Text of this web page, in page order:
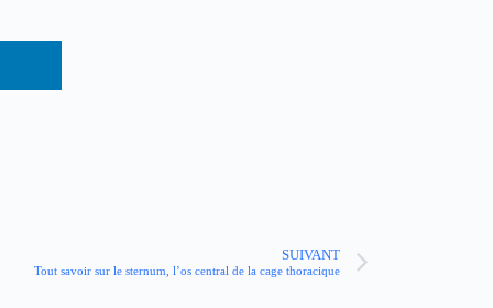
SUIVANT
Tout savoir sur le sternum, l’os central de la cage thoracique